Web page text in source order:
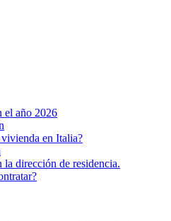
el año 2026
en Italia?
dirección de residencia.